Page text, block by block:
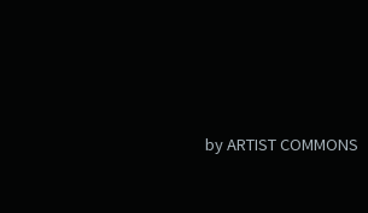
by ARTIST COMMONS